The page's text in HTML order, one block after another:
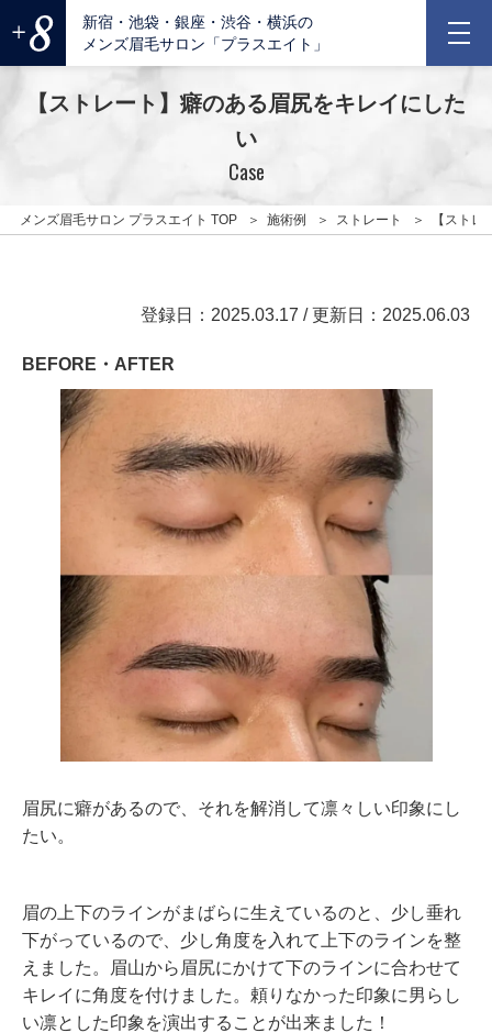
新宿・池袋・銀座・渋谷・横浜の
メンズ眉毛サロン「プラスエイト」
【ストレート】癖のある眉尻をキレイにした
い
Case
メンズ眉毛サロン プラスエイト TOP 施術例 ストレート 【スト
登録日：2025.03.17 / 更新日：2025.06.03
BEFORE・AFTER
眉尻に癖があるので、それを解消して凛々しい印象にし
たい。
眉の上下のラインがまばらに生えているのと、少し垂れ
下がっているので、少し角度を入れて上下のラインを整
えました。眉山から眉尻にかけて下のラインに合わせて
キレイに角度を付けました。頼りなかった印象に男らし
い凛とした印象を演出することが出来ました！